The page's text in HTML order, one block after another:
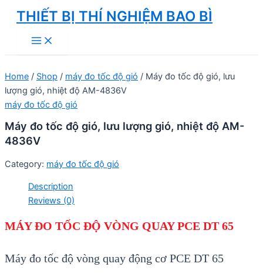
Skip
content
THIẾT BỊ THÍ NGHIỆM BAO BÌ
Main
Menu
Home / Shop / máy đo tốc độ gió / Máy đo tốc độ gió, lưu
lượng gió, nhiệt độ AM-4836V
máy đo tốc độ gió
Máy đo tốc độ gió, lưu lượng gió, nhiệt độ AM-
4836V
Category: máy đo tốc độ gió
Description
Reviews (0)
MÁY ĐO TỐC ĐỘ VÒNG QUAY PCE DT 65
Máy đo tốc độ vòng quay động cơ PCE DT 65